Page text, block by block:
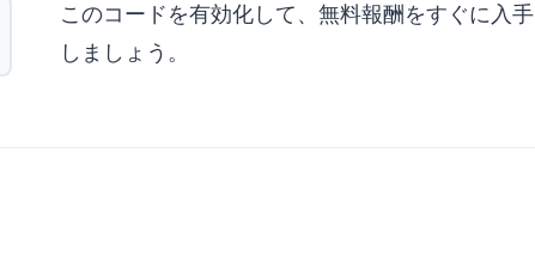
このコードを有効化して、無料報酬をすぐに入手
しましょう。